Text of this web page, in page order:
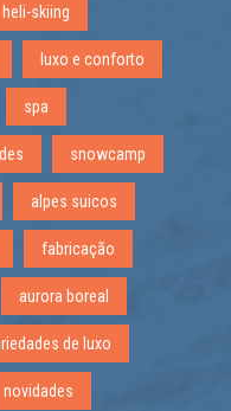
heli-skiing
luxo e conforto
spa
snowcamp
alpes suicos
fabricação
aurora boreal
de luxo
novidades